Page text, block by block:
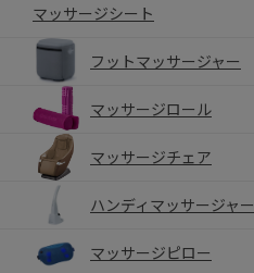
マッサージシート
フットマッサージャー
マッサージロール
マッサージチェア
ハンディマッサージャー
マッサージピロー